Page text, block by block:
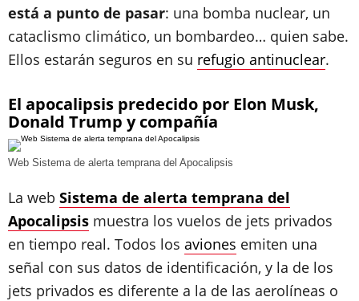
está a punto de pasar: una bomba nuclear, un
cataclismo climático, un bombardeo… quien sabe.
Ellos estarán seguros en su refugio antinuclear.
El apocalipsis predecido por Elon Musk,
Donald Trump y compañía
Web Sistema de alerta temprana del Apocalipsis
La web Sistema de alerta temprana del
Apocalipsis muestra los vuelos de jets privados
en tiempo real. Todos los aviones emiten una
señal con sus datos de identificación, y la de los
jets privados es diferente a la de las aerolíneas o